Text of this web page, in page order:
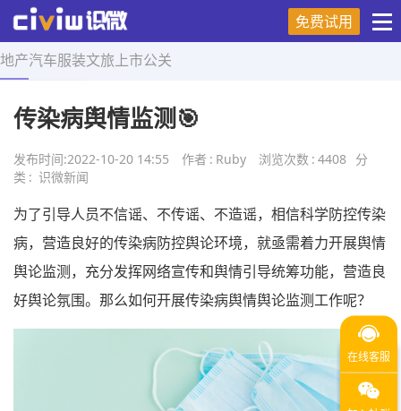
免费试用
地产汽车服装文旅 上市公关
首页 > 舆情研究 > 正文
传染病舆情监测🎯
发布时间:2022-10-20 14:55 作者 : Ruby 浏览次数 : 4408 分
类 : 识微新闻
为了引导人员不信谣、不传谣、不造谣，相信科学防控传染
病，营造良好的传染病防控舆论环境，就亟需着力开展舆情
舆论监测，充分发挥网络宣传和舆情引导统筹功能，营造良
好舆论氛围。那么如何开展传染病舆情舆论监测工作呢？